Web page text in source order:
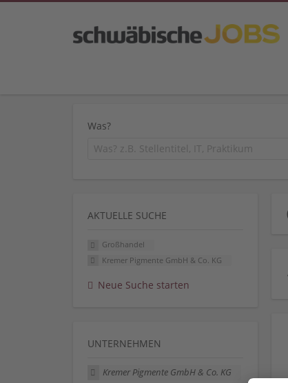
Was?
AKTUELLE SUCHE
Großhandel
Kremer Pigmente GmbH & Co. KG
Neue Suche starten
UNTERNEHMEN
Kremer Pigmente GmbH & Co. KG